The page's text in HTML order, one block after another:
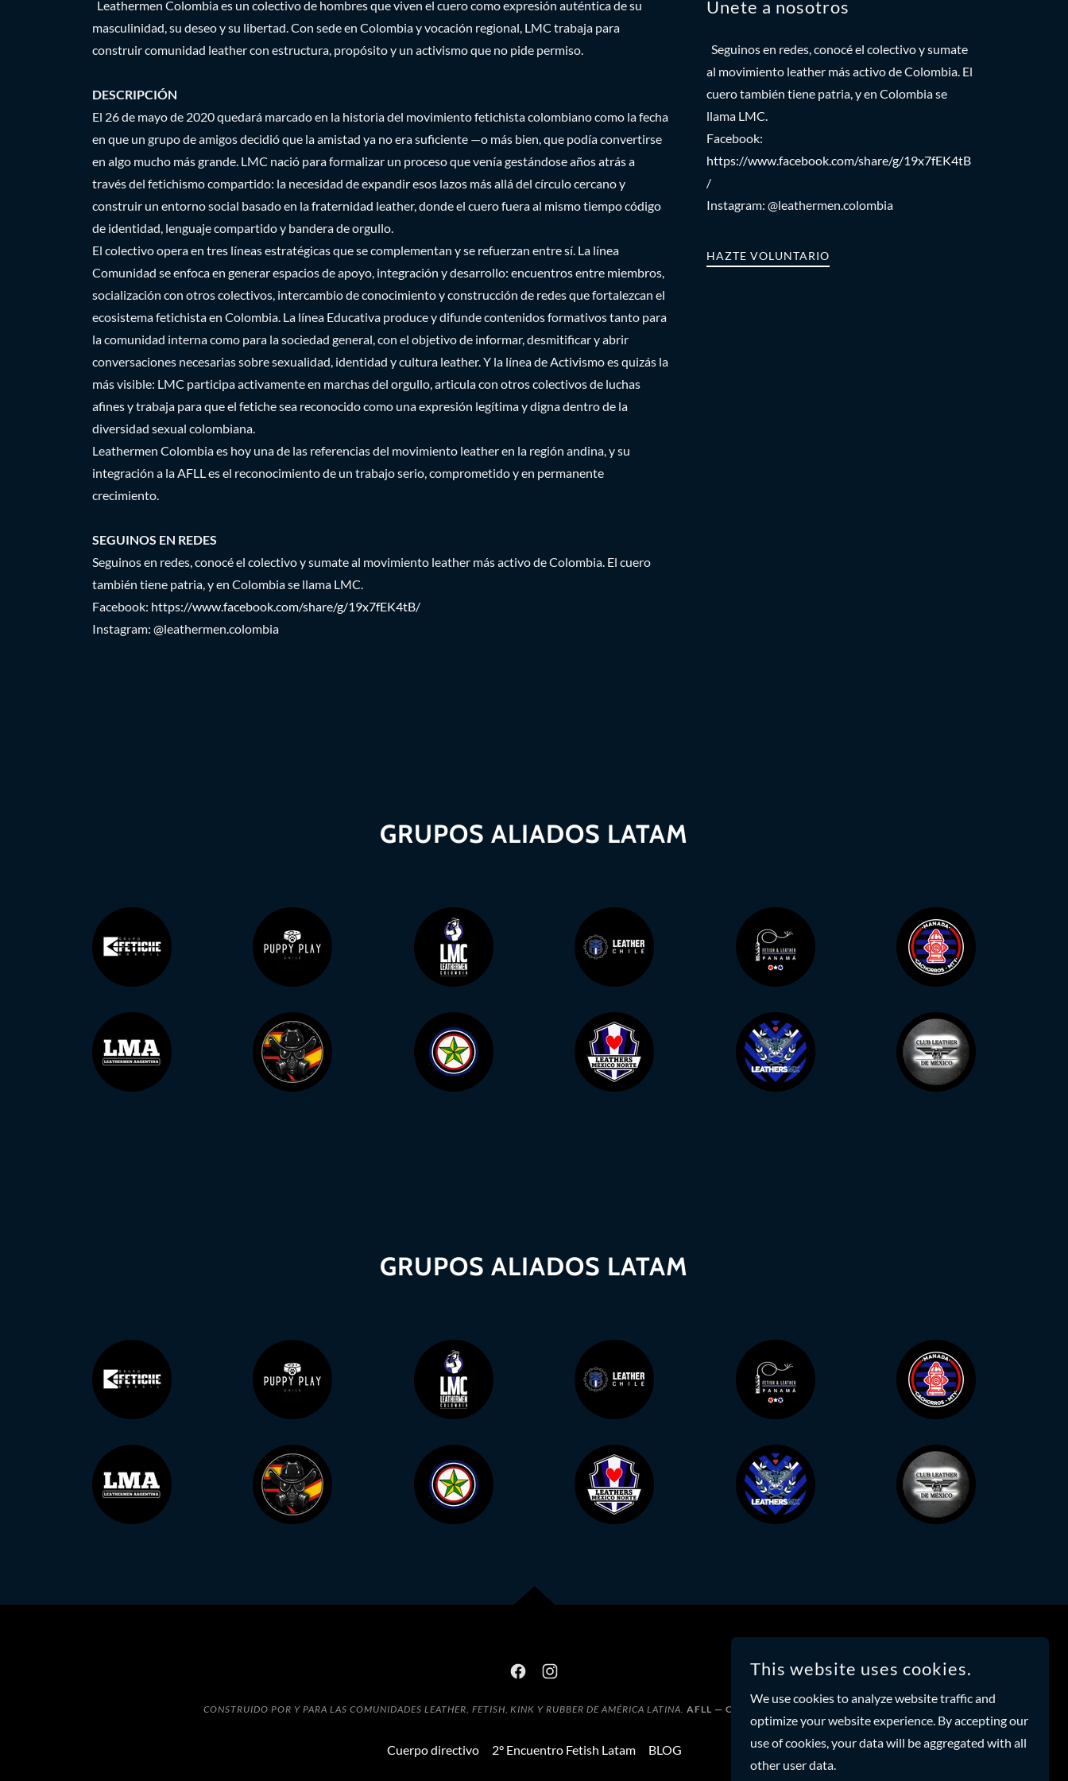
Leathermen Colombia es un colectivo de hombres que viven el cuero como expresión auténtica de su
masculinidad, su deseo y su libertad. Con sede en Colombia y vocación regional, LMC trabaja para
construir comunidad leather con estructura, propósito y un activismo que no pide permiso.
DESCRIPCIÓN
El 26 de mayo de 2020 quedará marcado en la historia del movimiento fetichista colombiano como la fecha
en que un grupo de amigos decidió que la amistad ya no era suficiente —o más bien, que podía convertirse
en algo mucho más grande. LMC nació para formalizar un proceso que venía gestándose años atrás a
través del fetichismo compartido: la necesidad de expandir esos lazos más allá del círculo cercano y
construir un entorno social basado en la fraternidad leather, donde el cuero fuera al mismo tiempo código
de identidad, lenguaje compartido y bandera de orgullo.
El colectivo opera en tres líneas estratégicas que se complementan y se refuerzan entre sí. La línea
Comunidad se enfoca en generar espacios de apoyo, integración y desarrollo: encuentros entre miembros,
socialización con otros colectivos, intercambio de conocimiento y construcción de redes que fortalezcan el
ecosistema fetichista en Colombia. La línea Educativa produce y difunde contenidos formativos tanto para
la comunidad interna como para la sociedad general, con el objetivo de informar, desmitificar y abrir
conversaciones necesarias sobre sexualidad, identidad y cultura leather. Y la línea de Activismo es quizás la
más visible: LMC participa activamente en marchas del orgullo, articula con otros colectivos de luchas
afines y trabaja para que el fetiche sea reconocido como una expresión legítima y digna dentro de la
diversidad sexual colombiana.
Leathermen Colombia es hoy una de las referencias del movimiento leather en la región andina, y su
integración a la AFLL es el reconocimiento de un trabajo serio, comprometido y en permanente
crecimiento.
SEGUINOS EN REDES
Seguinos en redes, conocé el colectivo y sumate al movimiento leather más activo de Colombia. El cuero
también tiene patria, y en Colombia se llama LMC.
Facebook: https://www.facebook.com/share/g/19x7fEK4tB/
Instagram: @leathermen.colombia
Únete a nosotros
Seguinos en redes, conocé el colectivo y sumate
al movimiento leather más activo de Colombia. El
cuero también tiene patria, y en Colombia se
llama LMC.
Facebook:
https://www.facebook.com/share/g/19x7fEK4tB
/
Instagram: @leathermen.colombia
HAZTE VOLUNTARIO
GRUPOS ALIADOS LATAM
GRUPOS ALIADOS LATAM
CONSTRUIDO POR Y PARA LAS COMUNIDADES LEATHER, FETISH, KINK Y RUBBER DE AMÉRICA LATINA. AFLL — ORGULLO. CUERO. LATAM.
Cuerpo directivo 2° Encuentro Fetish Latam BLOG
This website uses cookies.
We use cookies to analyze website traffic and
optimize your website experience. By accepting our
use of cookies, your data will be aggregated with all
other user data.